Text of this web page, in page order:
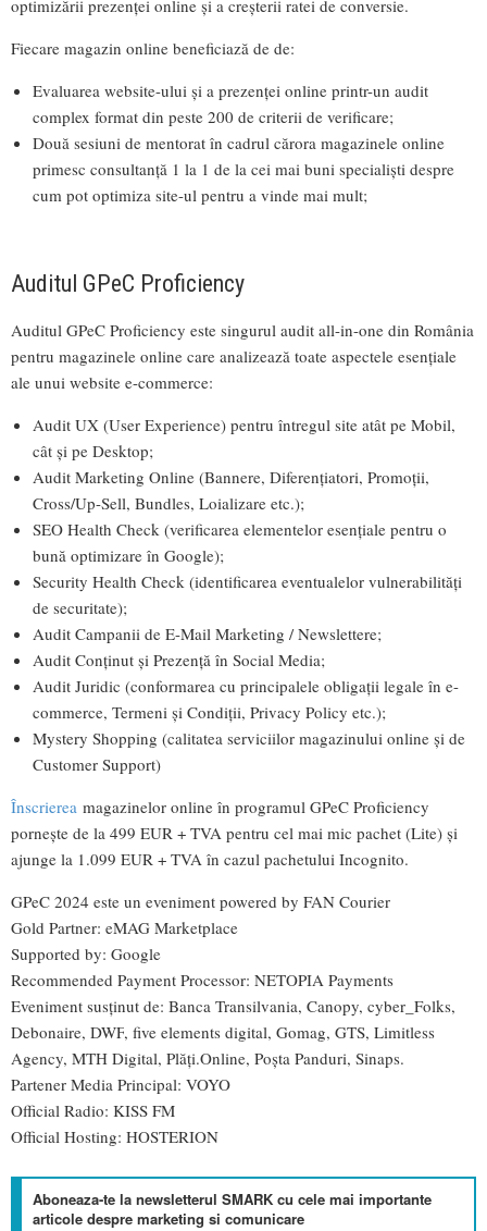
optimizării prezenței online și a creșterii ratei de conversie.
Fiecare magazin online beneficiază de de:
Evaluarea website-ului și a prezenței online printr-un audit
complex format din peste 200 de criterii de verificare;
Două sesiuni de mentorat în cadrul cărora magazinele online
primesc consultanță 1 la 1 de la cei mai buni specialiști despre
cum pot optimiza site-ul pentru a vinde mai mult;
Auditul GPeC Proficiency
Auditul GPeC Proficiency este singurul audit all-in-one din România
pentru magazinele online care analizează toate aspectele esențiale
ale unui website e-commerce:
Audit UX (User Experience) pentru întregul site atât pe Mobil,
cât și pe Desktop;
Audit Marketing Online (Bannere, Diferențiatori, Promoții,
Cross/Up-Sell, Bundles, Loializare etc.);
SEO Health Check (verificarea elementelor esențiale pentru o
bună optimizare în Google);
Security Health Check (identificarea eventualelor vulnerabilități
de securitate);
Audit Campanii de E-Mail Marketing / Newslettere;
Audit Conținut și Prezență în Social Media;
Audit Juridic (conformarea cu principalele obligații legale în e-
commerce, Termeni și Condiții, Privacy Policy etc.);
Mystery Shopping (calitatea serviciilor magazinului online și de
Customer Support)
Înscrierea magazinelor online în programul GPeC Proficiency
pornește de la 499 EUR + TVA pentru cel mai mic pachet (Lite) și
ajunge la 1.099 EUR + TVA în cazul pachetului Incognito.
GPeC 2024 este un eveniment powered by FAN Courier
Gold Partner: eMAG Marketplace
Supported by: Google
Recommended Payment Processor: NETOPIA Payments
Eveniment susținut de: Banca Transilvania, Canopy, cyber_Folks,
Debonaire, DWF, five elements digital, Gomag, GTS, Limitless
Agency, MTH Digital, Plăți.Online, Poșta Panduri, Sinaps.
Partener Media Principal: VOYO
Official Radio: KISS FM
Official Hosting: HOSTERION
Aboneaza-te la newsletterul SMARK cu cele mai importante
articole despre marketing si comunicare